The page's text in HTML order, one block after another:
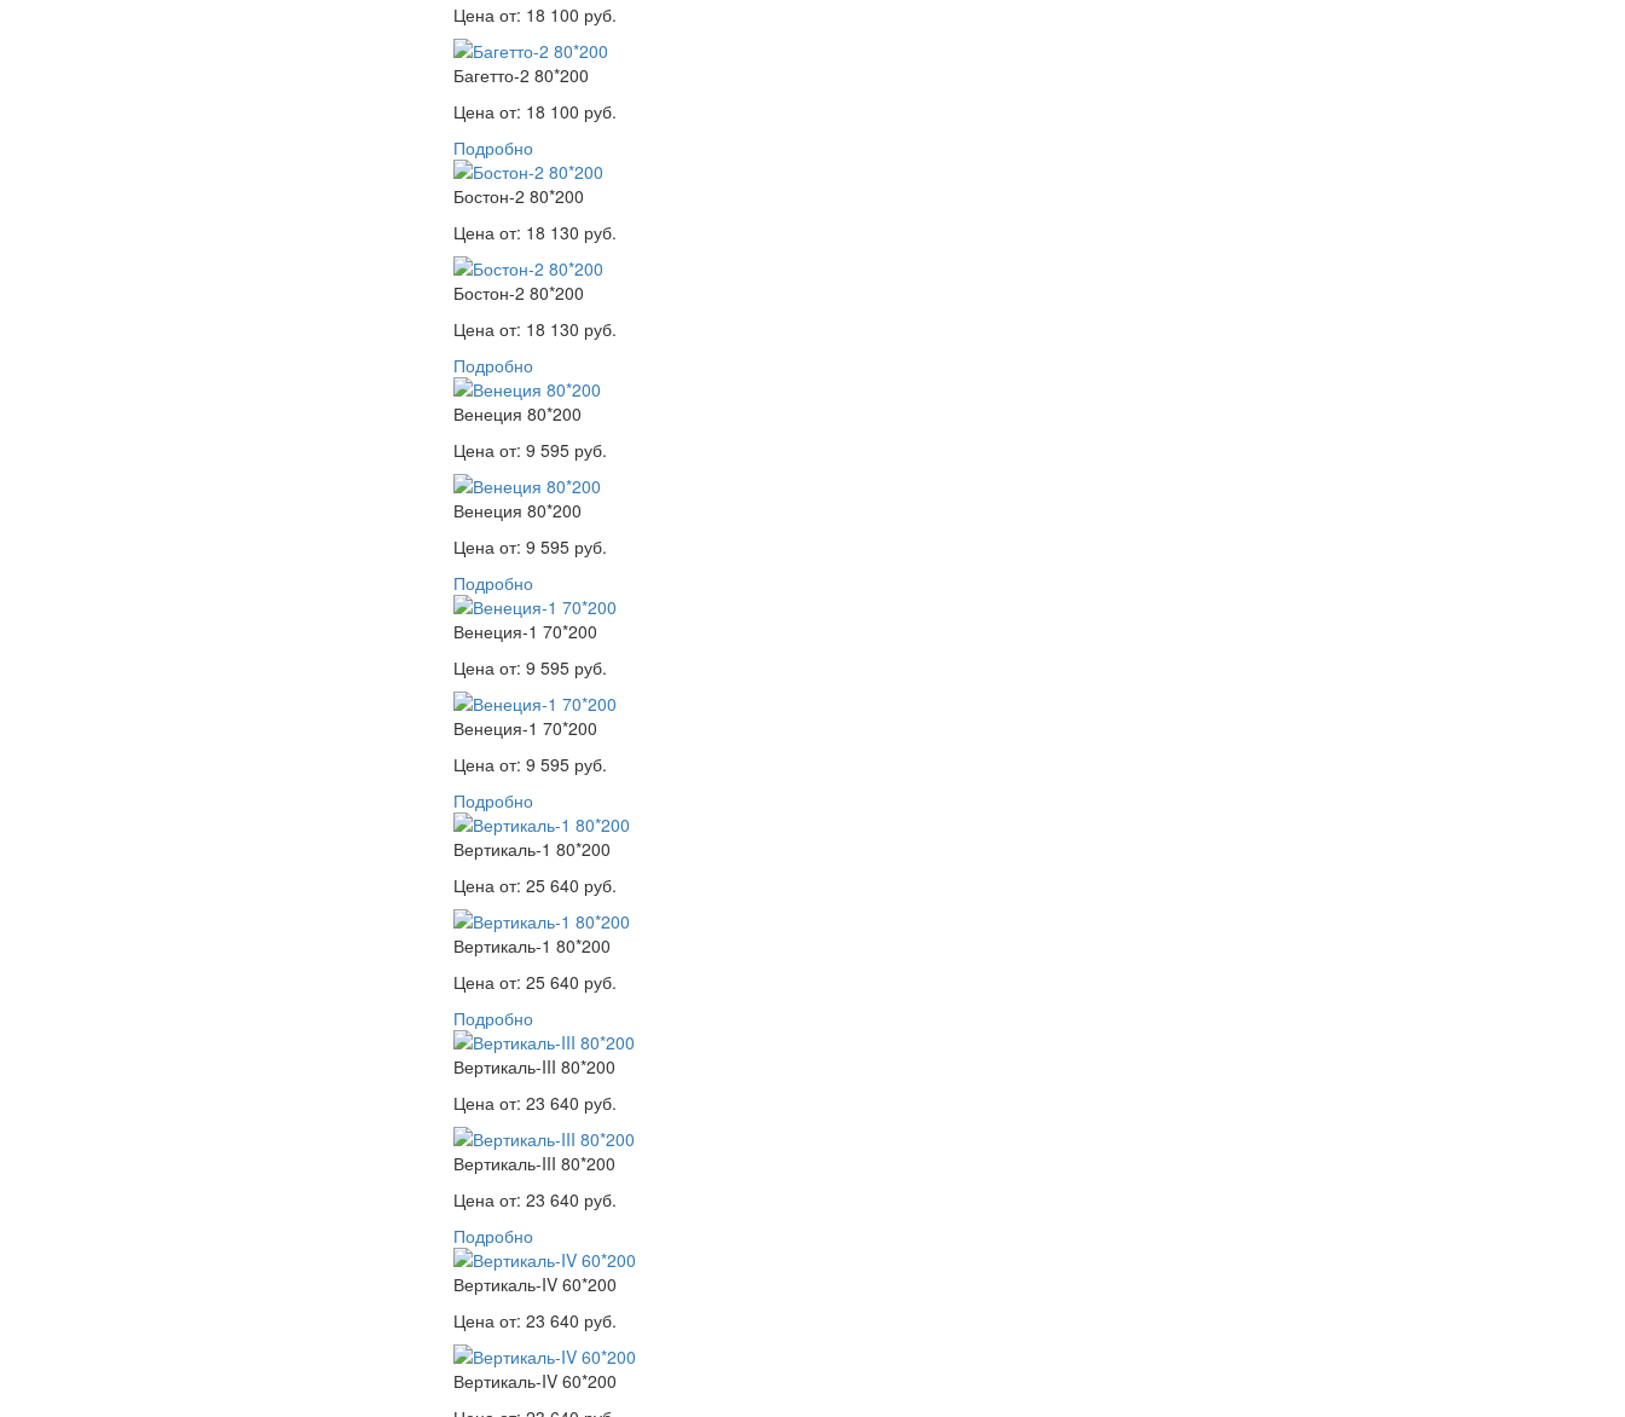
Цена от: 18 100 руб.
Багетто-2 80*200
Цена от: 18 100 руб.
Подробно
Бостон-2 80*200
Цена от: 18 130 руб.
Бостон-2 80*200
Цена от: 18 130 руб.
Подробно
Венеция 80*200
Цена от: 9 595 руб.
Венеция 80*200
Цена от: 9 595 руб.
Подробно
Венеция-1 70*200
Цена от: 9 595 руб.
Венеция-1 70*200
Цена от: 9 595 руб.
Подробно
Вертикаль-1 80*200
Цена от: 25 640 руб.
Вертикаль-1 80*200
Цена от: 25 640 руб.
Подробно
Вертикаль-III 80*200
Цена от: 23 640 руб.
Вертикаль-III 80*200
Цена от: 23 640 руб.
Подробно
Вертикаль-IV 60*200
Цена от: 23 640 руб.
Вертикаль-IV 60*200